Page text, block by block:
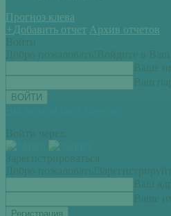
Прогноз клева
+ Добавить отчет Архив отчетов
Войти
Добро пожаловать! Войдите в Ваш
Ваше
Ваш
Войти через:
Зарегистрироваться
Добро пожаловать!
Ваш
Ваше